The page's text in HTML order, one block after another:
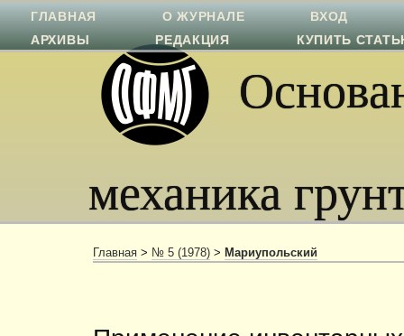
механика
ГЛАВНАЯ О ЖУРНАЛЕ
ВХОД
АРХИВЫ
РЕДАКЦИЯ КУПИТЬ
Главная > № 5 (1978) > Мариупольский